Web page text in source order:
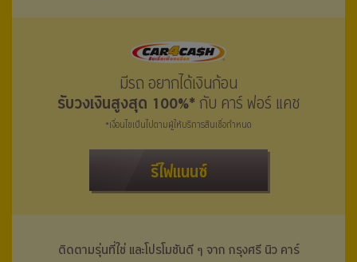
มีรถ อยากได้เงินก้อน
รับวงเงินสูงสุด 100%* กับ คาร์ ฟอร์ แคช
*เงื่อนไขเป็นไปตามผู้ให้บริการสินเชื่อกำหนด
รีไฟแนนซ์
ติดตามรุ่นที่ใช่ และโปรโมชันดี ๆ จาก กรุงศรี นิว คาร์